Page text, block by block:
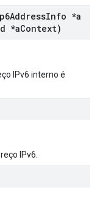
Info *a
*aContext)
IPv6 interno é
IPv6.